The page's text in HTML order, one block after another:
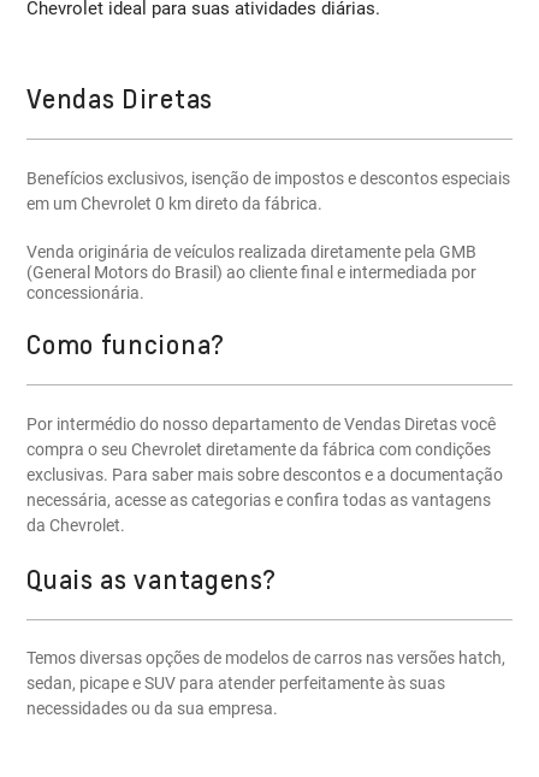
Chevrolet ideal para suas atividades diárias.
Vendas Diretas
Benefícios exclusivos, isenção de impostos e descontos especiais
em um Chevrolet 0 km direto da fábrica.
Venda originária de veículos realizada diretamente pela GMB
(General Motors do Brasil) ao cliente final e intermediada por
concessionária.
Como funciona?
Por intermédio do nosso departamento de Vendas Diretas você
compra o seu Chevrolet diretamente da fábrica com condições
exclusivas. Para saber mais sobre descontos e a documentação
necessária, acesse as categorias e confira todas as vantagens
da Chevrolet.
Quais as vantagens?
Temos diversas opções de modelos de carros nas versões hatch,
sedan, picape e SUV para atender perfeitamente às suas
necessidades ou da sua empresa.